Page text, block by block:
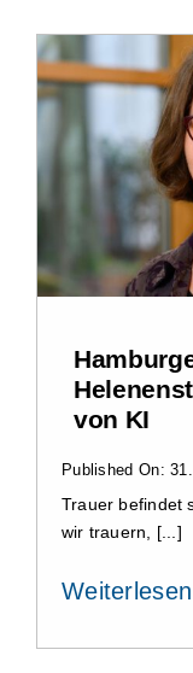
von KI
Published On:
Trauer befindet
wir trauern, [...]